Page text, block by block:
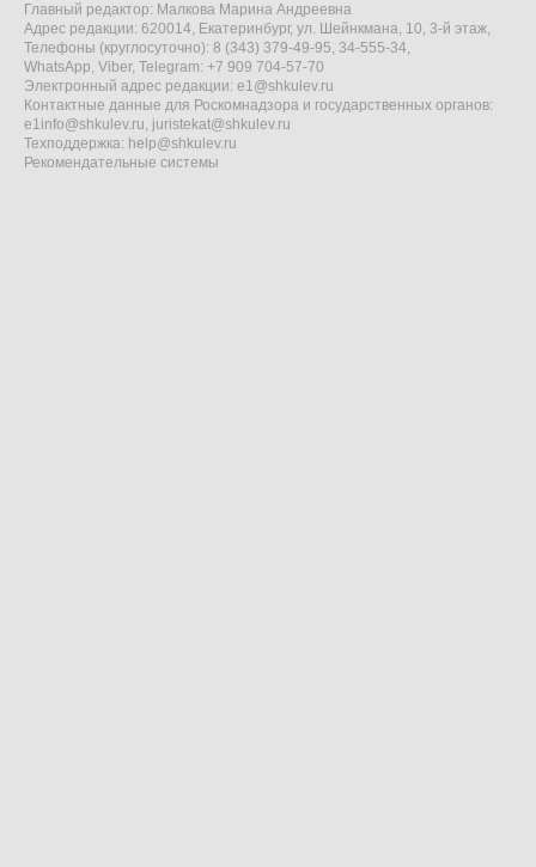
Главный редактор: Малкова Марина Андреевна
Адрес редакции: 620014, Екатеринбург, ул. Шейнкмана, 10, 3-й этаж,
Телефоны (круглосуточно): 8 (343) 379-49-95, 34-555-34,
WhatsApp, Viber, Telegram: +7 909 704-57-70
Электронный адрес редакции: e1@shkulev.ru
Контактные данные для Роскомнадзора и государственных органов:
e1info@shkulev.ru, juristekat@shkulev.ru
Техподдержка: help@shkulev.ru
Рекомендательные системы